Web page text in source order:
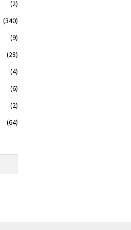
(2)
(340)
(9)
(28)
(4)
(6)
(2)
(64)